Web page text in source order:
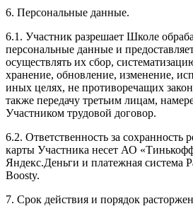
6. Персональные данные.
6.1. Участник разрешает Школе
персональные данные и
осуществлять их сбор,
хранение, обновление, изменение,
иных целях, не противоречащих
также передачу третьим лицам,
Участником трудовой договор.
6.2. Ответственность за сохранность
карты Участника несет АО
Яндекс.Деньги и платежная система
Boosty.
7. Срок действия и порядок